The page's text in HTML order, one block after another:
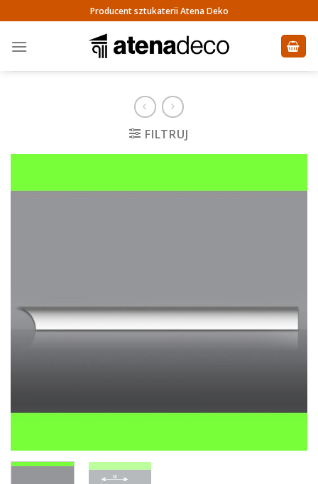
to
content
Producent sztukaterii Atena Deko
FILTRUJ